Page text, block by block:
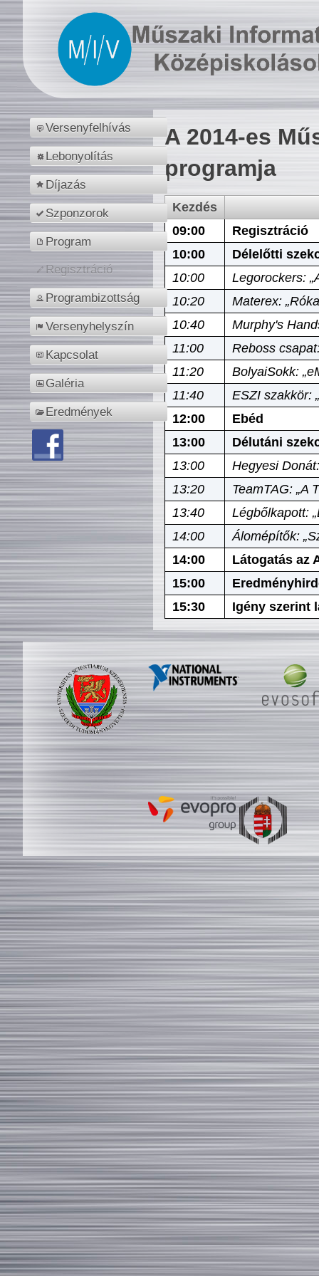
Versenyfelhívás
Lebonyolítás
Díjazás
Szponzorok
Program
Regisztráció
Programbizottság
Versenyhelyszín
Kapcsolat
Galéria
Eredmények
A 2014-es
programja
Kezdés
09:00
Regisztráció
10:00
Délelőtti
10:00
Legorockers:
10:20
Materex:
10:40
Murphy's
11:00
Reboss
11:20
BolyaiSokk:
11:40
ESZI szakkör:
12:00
Ebéd
13:00
Délutáni
13:00
Hegyesi
13:20
TeamTAG: „A
13:40
Légbőlkapott:
14:00
Álomépítők:
14:00
Látogatás az
15:00
15:30
Igény szerint